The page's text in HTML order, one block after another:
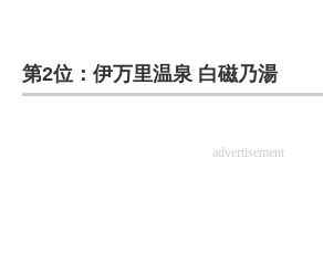
ITエンジニア向け専門サイト
第2位：伊万里温泉 白磁乃湯
advertisement